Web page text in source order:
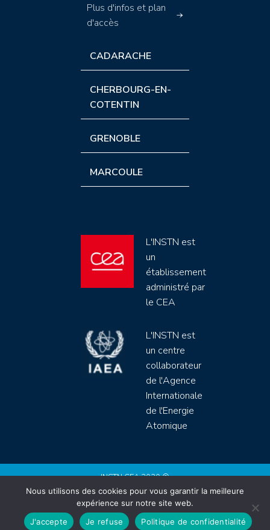
Plus d'infos et plan
d'accès
CADARACHE
CHERBOURG-EN-
COTENTIN
GRENOBLE
MARCOULE
L'INSTN est
un
établissement
administré par
le CEA
L'INSTN est
un centre
collaborateur
de l'Agence
Internationale
de l'Energie
Atomique
INSTN CEA 2020 ©
Politique de protection de données (rgpd)
Règlement intérieur
Mentions légales
Site by Youdemus
Nous utilisons des cookies pour vous garantir la meilleure
expérience sur notre site web.
J'accepte
Je refuse Politique de confidentialité